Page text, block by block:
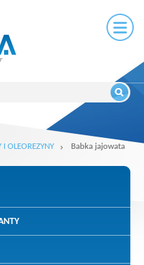
I OLEOREZYNY Babka jajowata